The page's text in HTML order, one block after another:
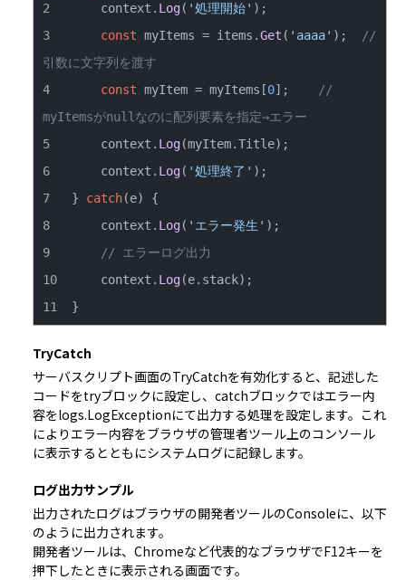
    context.
Log( '処理開始'
const myItems = items.Get ( 'aaaa' );
//
引数に文字列を渡す
const myItem = myItems[0];
//
myItemsがnullなのに配列要素を指定→エラー
    context.
Log(myItem.Title
    context.
Log( '処理終了'
} catch
    context.
Log( 'エラー発生'
// エラーログ出力
    context.
Log(e. stack
}
TryCatch
サーバスクリプト画面のTryCatchを有効化すると、記述した
コードをtryブロックに設定し、catchブロックではエラー内
容をlogs.LogExceptionにて出力する処理を設定します。これ
によりエラー内容をブラウザの管理者ツール上のコンソール
に表示するとともにシステムログに記録します。
ログ出力サンプル
出力されたログはブラウザの開発者ツールのConsoleに、以下
のように出力されます。
開発者ツールは、Chromeなど代表的なブラウザでF12キーを
押下したときに表示される画面です。